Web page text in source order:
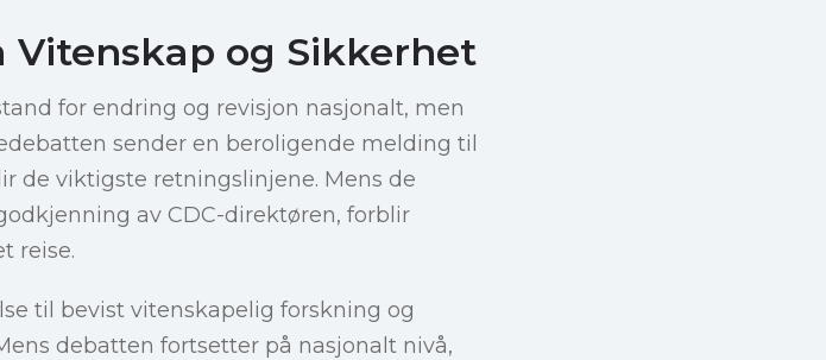
Vitenskap og Sikkerhet
for endring og revisjon nasjonalt, men
sender en beroligende melding til
de viktigste retningslinjene. Mens de
av CDC-direktøren, forblir
reise.
til bevist vitenskapelig forskning og
debatten fortsetter på nasjonalt nivå,